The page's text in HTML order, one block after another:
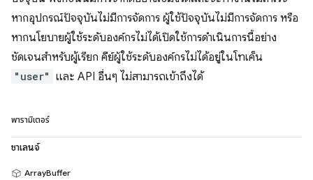
หากอุปกรณ์ปัจจุบันไม่มีการจัดการ ผู้ใช้ปัจจุบันไม่มีการจัดการ หรือ
หากนโยบายผู้ใช้ระดับองค์กรไม่ได้เปิดใช้การดำเนินการนี้อย่าง
ชัดเจนสำหรับผู้เรียก คีย์ผู้ใช้ระดับองค์กรไม่ได้อยู่ในโทเค็น
"user" และ API อื่นๆ ไม่สามารถเข้าถึงได้
พารามิเตอร์
ชาเลนจ์
ArrayBuffer